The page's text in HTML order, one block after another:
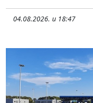
04.08.2026. u 18:47